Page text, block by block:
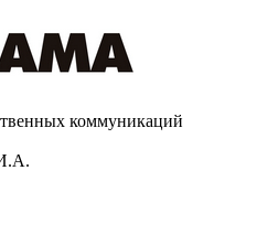
коммуникаций